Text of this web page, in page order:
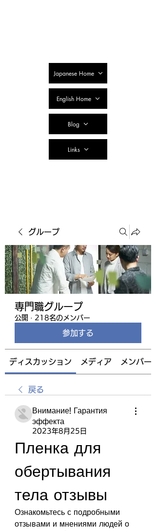
Japanese Home
English Home
Blog
Links
グループ
専門職グループ
公開 · 218名のメンバー
参加する
ディスカッション メディア メンバー
戻る
Внимание! Гарантия
эффекта
2023年8月25日
Пленка для
обертывания
тела отзывы
Ознакомьтесь с подробными
отзывами и мнениями людей о